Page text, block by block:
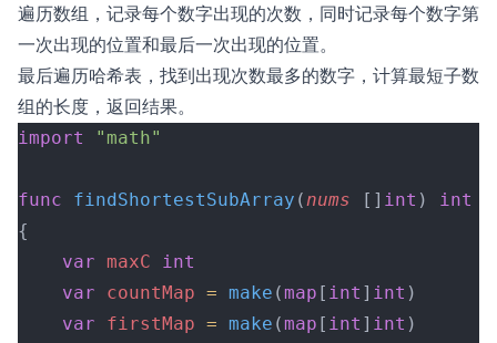
遍历数组，记录每个数字出现的次数，同时记录每个数字第
一次出现的位置和最后一次出现的位置。
最后遍历哈希表，找到出现次数最多的数字，计算最短子数
组的长度，返回结果。
import "math"
func findShortestSubArray (nums [] int ) int
{
	var
maxC int
	var
countMap = make ( map [ int ] int )
	var
firstMap = make ( map [ int ] int )